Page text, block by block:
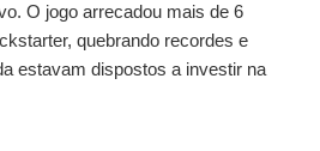
O jogo arrecadou mais de 6
quebrando recordes e
estavam dispostos a investir na